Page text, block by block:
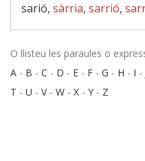
sarió, sàrria, sarrió,
O llisteu les paraules o
A - B - C - D - E - F - G - H - I -
T - U - V- W - X - Y - Z